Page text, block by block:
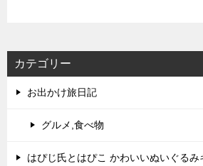
カテゴリー
お出かけ旅日記
グルメ,食べ物
はぴじ氏とはぴこ かわいいぬいぐるみ